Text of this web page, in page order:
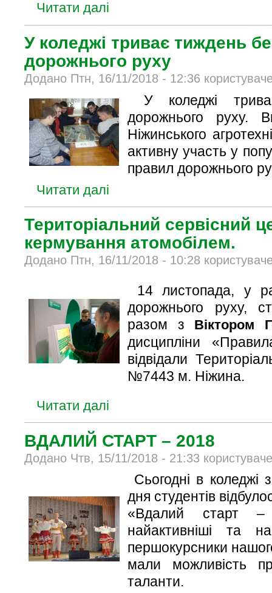
Читати далі
У коледжі триває тиждень
дорожнього руху
Додано Птн, 16/11/2018 - 12:36
У коледжі
дорожнього руху.
Ніжинського
активну участь у
правил дорожнього
Читати далі
Територіальний сервісний
кермування атомобілем.
Додано Птн, 16/11/2018 - 10:28
14 листопада, у
дорожнього руху,
разом з Віктором
дисципліни
відвідали
№7443 м. Ніжина.
Читати далі
ВДАЛИЙ СТАРТ – 2018
Додано Чтв, 15/11/2018 - 21:33
Сьогодні в коледжі
дня студентів
«Вдалий старт
найактивніші та
першокурсники
мали можливість
таланти.